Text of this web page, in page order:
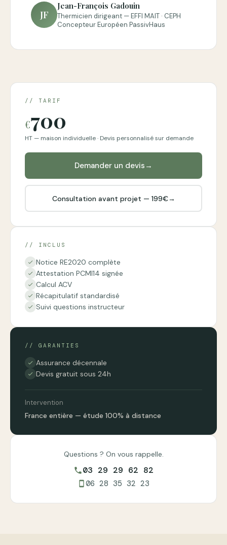
JF
Jean-François Gadouin
Thermicien dirigeant — EFFI MAIT · CEPH
Concepteur Européen PassivHaus
// TARIF
€700
HT — maison individuelle · Devis personnalisé sur demande
Demander un devis →
Consultation avant projet — 199€→
// INCLUS
check Notice RE2020 complète
check Attestation PCMI14 signée
check Calcul ACV
check Récapitulatif standardisé
check Suivi questions instructeur
// GARANTIES
check Assurance décennale
check Devis gratuit sous 24h
Intervention
France entière — étude 100% à distance
Questions ? On vous rappelle.
phone03 29 29 62 82
smartphone 06 28 35 32 23